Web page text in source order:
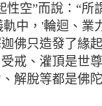
性空”而說：“所
中，'輪迴、業
佛只造發了緣
戒、灌頂是世
解脫等都是佛